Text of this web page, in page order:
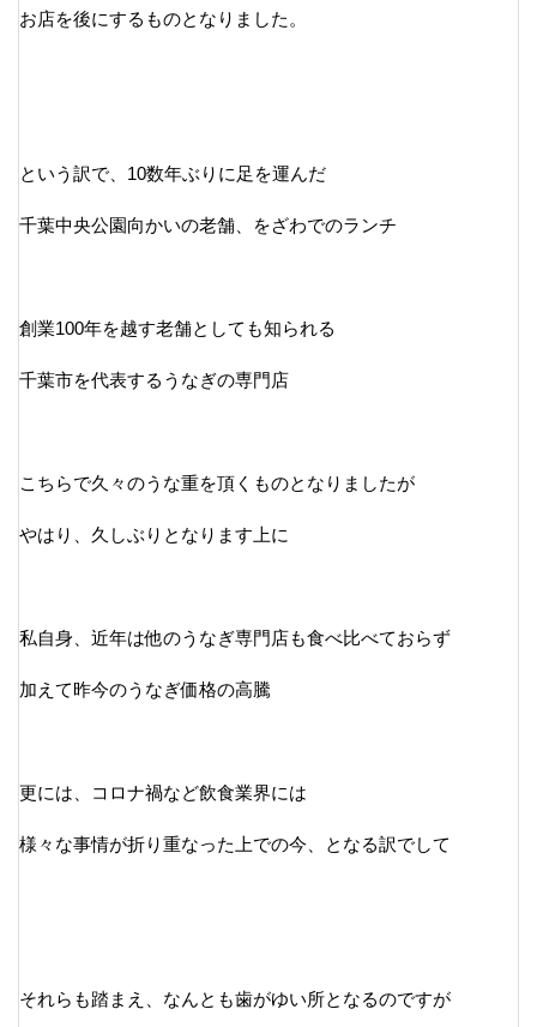
お店を後にするものとなりました。
という訳で、10数年ぶりに足を運んだ
千葉中央公園向かいの老舗、をざわでのランチ
創業100年を越す老舗としても知られる
千葉市を代表するうなぎの専門店
こちらで久々のうな重を頂くものとなりましたが
やはり、久しぶりとなります上に
私自身、近年は他のうなぎ専門店も食べ比べておらず
加えて昨今のうなぎ価格の高騰
更には、コロナ禍など飲食業界には
様々な事情が折り重なった上での今、となる訳でして
それらも踏まえ、なんとも歯がゆい所となるのですが